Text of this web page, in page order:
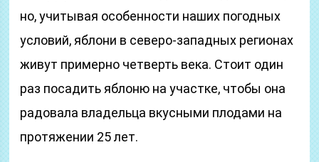
но, учитывая особенности наших погодных
условий, яблони в северо-западных регионах
живут примерно четверть века. Стоит один
раз посадить яблоню на участке, чтобы она
радовала владельца вкусными плодами на
протяжении 25 лет.